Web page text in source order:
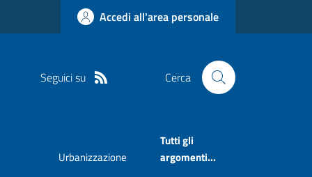
Accedi all'area personale
Seguici su Cerca
Urbanizzazione
Tutti gli
argomenti...